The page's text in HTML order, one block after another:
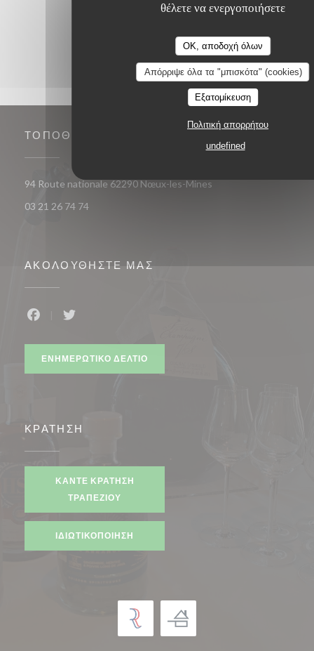
θέλετε να ενεργοποιήσετε
OK, αποδοχή όλων
Απόρριψε όλα τα "μπισκότα" (cookies)
Εξατομίκευση
Πολιτική απορρήτου
undefined
ΤΟΠΟΘΕΣΊΑ
94 Route nationale 62290 Nœux-les-Mines((ανοίγει σε νέο
03 21 26 74 74
ΑΚΟΛΟΥΘΉΣΤΕ ΜΑΣ
ΕΝΗΜΕΡΩΤΙΚΌ ΔΕΛΤΊΟ
ΚΡΆΤΗΣΗ
ΚΆΝΤΕ ΚΡΆΤΗΣΗ
ΤΡΑΠΕΖΙΟΎ
ΙΔΙΩΤΙΚΟΠΟΊΗΣΗ